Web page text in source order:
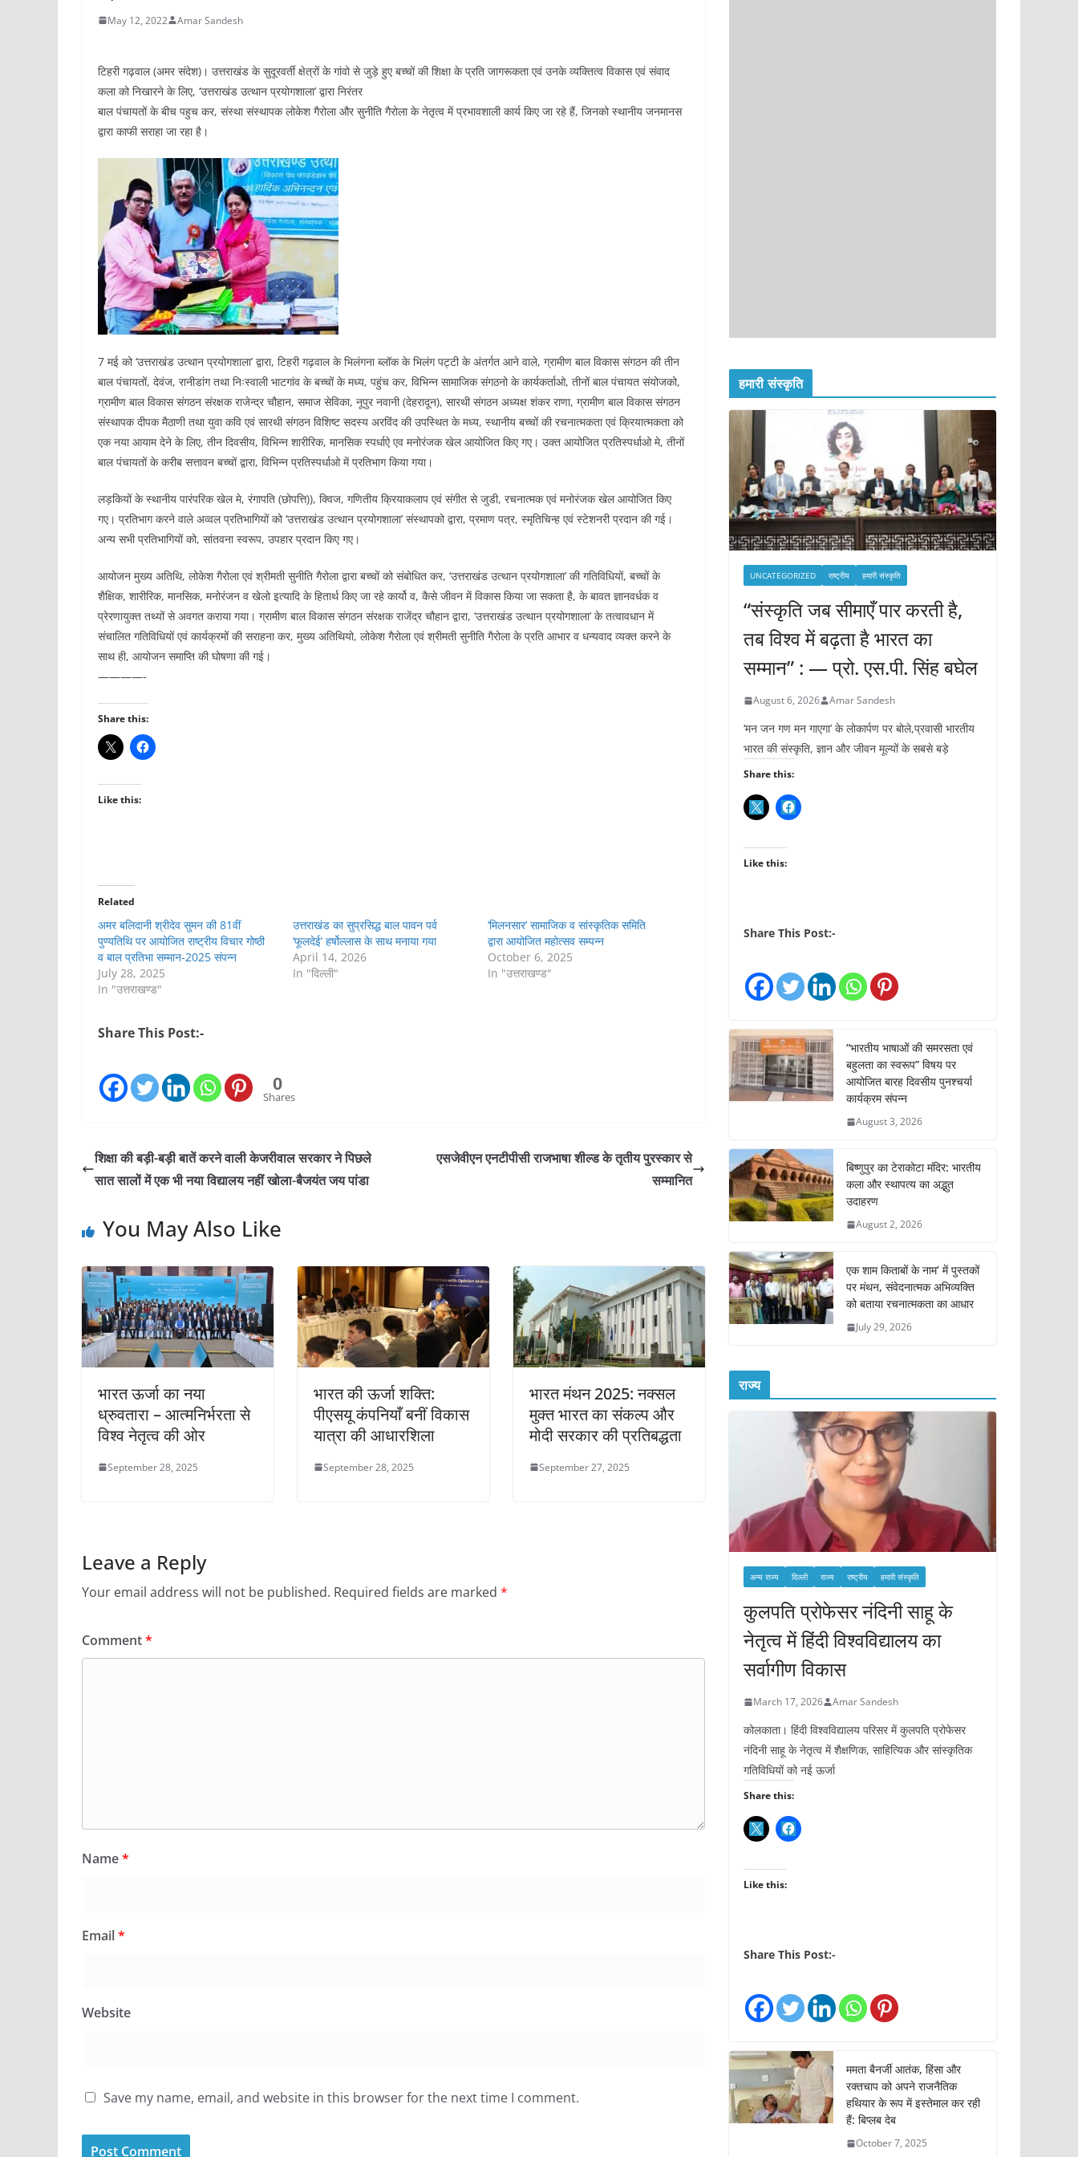
May 12, 2022 Amar Sandesh
टिहरी गढ़वाल (अमर संदेश)। उत्तराखंड के सुदूरवर्ती क्षेत्रों के गांवो से जुड़े हुए बच्चों की शिक्षा के प्रति जागरूकता एवं उनके व्यक्तित्व विकास एवं संवाद
कला को निखारने के लिए, ‘उत्तराखंड उत्थान प्रयोगशाला’ द्वारा निरंतर
बाल पंचायतों के बीच पहुच कर, संस्था संस्थापक लोकेश गैरोला और सुनीति गैरोला के नेतृत्व में प्रभावशाली कार्य किए जा रहे हैं, जिनको स्थानीय जनमानस
द्वारा काफी सराहा जा रहा है।
7 मई को ‘उत्तराखंड उत्थान प्रयोगशाला’ द्वारा, टिहरी गढ़वाल के भिलंगना ब्लॉक के भिलंग पट्टी के अंतर्गत आने वाले, ग्रामीण बाल विकास संगठन की तीन
बाल पंचायतों, देवंज, रानीडांग तथा निःस्वाली भाटगांव के बच्चों के मध्य, पहुंच कर, विभिन्न सामाजिक संगठनो के कार्यकर्ताओ, तीनों बाल पंचायत संयोजको,
ग्रामीण बाल विकास संगठन संरक्षक राजेन्द्र चौहान, समाज सेविका, नूपुर नवानी (देहरादून), सारथी संगठन अध्यक्ष शंकर राणा, ग्रामीण बाल विकास संगठन
संस्थापक दीपक मैठाणी तथा युवा कवि एवं सारथी संगठन विशिष्ट सदस्य अरविंद की उपस्थित के मध्य, स्थानीय बच्चों की रचनात्मकता एवं क्रियात्मकता को
एक नया आयाम देने के लिए, तीन दिवसीय, विभिन्न शारीरिक, मानसिक स्पर्धाऐ एव मनोरंजक खेल आयोजित किए गए। उक्त आयोजित प्रतिस्पर्धाओ मे, तीनों
बाल पंचायतों के करीब सत्तावन बच्चों द्वारा, विभिन्न प्रतिस्पर्धाओ में प्रतिभाग किया गया।
लड़कियों के स्थानीय पारंपरिक खेल मे, रंगापति (छोपत्ति)), क्विज, गणितीय क्रियाकलाप एवं संगीत से जुडी, रचनात्मक एवं मनोरंजक खेल आयोजित किए
गए। प्रतिभाग करने वाले अव्वल प्रतिभागियों को ‘उत्तराखंड उत्थान प्रयोगशाला’ संस्थापको द्वारा, प्रमाण पत्र, स्मृतिचिन्ह एवं स्टेशनरी प्रदान की गई।
अन्य सभी प्रतिभागियों को, सांतवना स्वरूप, उपहार प्रदान किए गए।
आयोजन मुख्य अतिथि, लोकेश गैरोला एवं श्रीमती सुनीति गैरोला द्वारा बच्चों को संबोधित कर, ‘उत्तराखंड उत्थान प्रयोगशाला’ की गतिविधियों, बच्चों के
शैक्षिक, शारीरिक, मानसिक, मनोरंजन व खेलो इत्यादि के हितार्थ किए जा रहे कार्यो व, कैसे जीवन में विकास किया जा सकता है, के बावत ज्ञानवर्धक व
प्रेरणायुक्त तथ्यों से अवगत कराया गया। ग्रामीण बाल विकास संगठन संरक्षक राजेंद्र चौहान द्वारा, ‘उत्तराखंड उत्थान प्रयोगशाला’ के तत्वावधान में
संचालित गतिविधियों एवं कार्यक्रमों की सराहना कर, मुख्य अतिथियो, लोकेश गैरोला एवं श्रीमती सुनीति गैरोला के प्रति आभार व धन्यवाद व्यक्त करने के
साथ ही, आयोजन समाप्ति की घोषणा की गई।
————-
Share this:
Like this:
Related
अमर बलिदानी श्रीदेव सुमन की 81वीं
पुण्यतिथि पर आयोजित राष्ट्रीय विचार गोष्ठी
व बाल प्रतिभा सम्मान-2025 संपन्न
July 28, 2025
In "उत्तराखण्ड"
उत्तराखंड का सुप्रसिद्ध बाल पावन पर्व
‘फूलदेई’ हर्षोल्लास के साथ मनाया गया
April 14, 2026
In "दिल्ली"
‘मिलनसार’ सामाजिक व सांस्कृतिक समिति
द्वारा आयोजित महोत्सव सम्पन्न
October 6, 2025
In "उत्तराखण्ड"
Share This Post:-
0
Shares
शिक्षा की बड़ी-बड़ी बातें करने वाली केजरीवाल सरकार ने पिछले
सात सालों में एक भी नया विद्यालय नहीं खोला-बैजयंत जय पांडा
एसजेवीएन एनटीपीसी राजभाषा शील्‍ड के तृतीय पुरस्‍कार से
सम्‍मानित
You May Also Like
भारत ऊर्जा का नया
ध्रुवतारा – आत्मनिर्भरता से
विश्व नेतृत्व की ओर
September 28, 2025
भारत की ऊर्जा शक्ति:
पीएसयू कंपनियाँ बनीं विकास
यात्रा की आधारशिला
September 28, 2025
भारत मंथन 2025: नक्सल
मुक्त भारत का संकल्प और
मोदी सरकार की प्रतिबद्धता
September 27, 2025
Leave a Reply
Your email address will not be published. Required fields are marked *
Comment*
Name*
Email*
Website
Save my name, email, and website in this browser for the next time I comment.
हमारी संस्कृति
UNCATEGORIZED राष्ट्रीय हमारी संस्कृति
“संस्कृति जब सीमाएँ पार करती है,
तब विश्व में बढ़ता है भारत का
सम्मान” : — प्रो. एस.पी. सिंह बघेल
August 6, 2026 Amar Sandesh
‘मन जन गण मन गाएगा’ के लोकार्पण पर बोले,प्रवासी भारतीय
भारत की संस्कृति, ज्ञान और जीवन मूल्यों के सबसे बड़े
Share this:
Like this:
Share This Post:-
“भारतीय भाषाओं की समरसता एवं
बहुलता का स्वरूप” विषय पर
आयोजित बारह दिवसीय पुनश्चर्या
कार्यक्रम संपन्न
August 3, 2026
बिष्णुपुर का टेराकोटा मंदिर: भारतीय
कला और स्थापत्य का अद्भुत
उदाहरण
August 2, 2026
एक शाम किताबों के नाम’ में पुस्तकों
पर मंथन, संवेदनात्मक अभिव्यक्ति
को बताया रचनात्मकता का आधार
July 29, 2026
राज्य
अन्य राज्य दिल्ली राज्य राष्ट्रीय हमारी संस्कृति
कुलपति प्रोफेसर नंदिनी साहू के
नेतृत्व में हिंदी विश्वविद्यालय का
सर्वागीण विकास
March 17, 2026 Amar Sandesh
कोलकाता। हिंदी विश्वविद्यालय परिसर में कुलपति प्रोफेसर
नंदिनी साहू के नेतृत्व में शैक्षणिक, साहित्यिक और सांस्कृतिक
गतिविधियों को नई ऊर्जा
Share this:
Like this:
Share This Post:-
ममता बैनर्जी आतंक, हिंसा और
रक्तचाप को अपने राजनैतिक
हथियार के रूप में इस्तेमाल कर रही
हैं: बिप्लब देब
October 7, 2025